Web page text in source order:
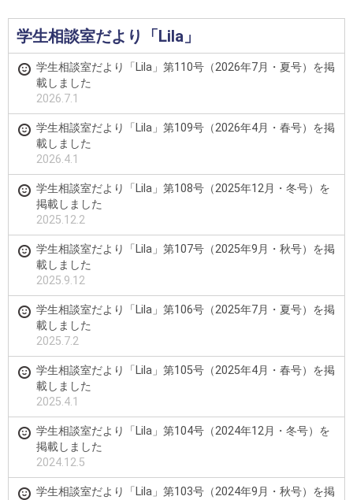
学生相談室だより「Lila」
学生相談室だより「Lila」第110号（2026年7月・夏号）を掲
載しました
2026.7.1
学生相談室だより「Lila」第109号（2026年4月・春号）を掲
載しました
2026.4.1
学生相談室だより「Lila」第108号（2025年12月・冬号）を
掲載しました
2025.12.2
学生相談室だより「Lila」第107号（2025年9月・秋号）を掲
載しました
2025.9.12
学生相談室だより「Lila」第106号（2025年7月・夏号）を掲
載しました
2025.7.2
学生相談室だより「Lila」第105号（2025年4月・春号）を掲
載しました
2025.4.1
学生相談室だより「Lila」第104号（2024年12月・冬号）を
掲載しました
2024.12.5
学生相談室だより「Lila」第103号（2024年9月・秋号）を掲